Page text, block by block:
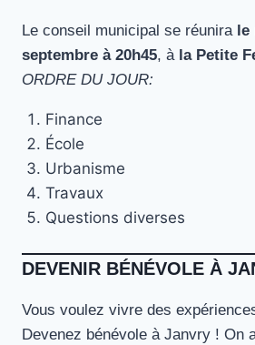
Le conseil municipal se réunira le
septembre à 20h45, à la Petite
ORDRE DU JOUR:
Finance
École
Urbanisme
Travaux
Questions diverses
DEVENIR BÉNÉVOLE À
Vous voulez vivre des
Devenez bénévole à Janvry ! On